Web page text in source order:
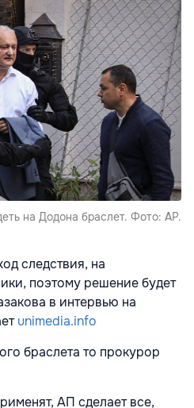
на Додона браслет. Фото: AP.
следствия, на
поэтому решение будет
в интервью на
unimedia.info
браслета то прокурор
АП сделает все,